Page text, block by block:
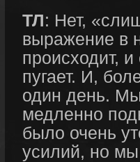
ТЛ: Нет,
выражение в
происходит,
пугает. И,
один день.
медленно
было очень
усилий, но